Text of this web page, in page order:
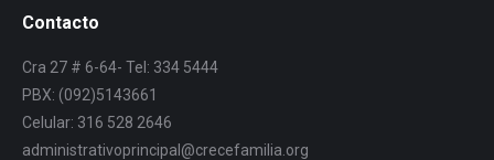
Contacto
Cra 27 # 6-64- Tel: 334 5444
PBX: (092)5143661
Celular: 316 528 2646
administrativoprincipal@crecefamilia.org